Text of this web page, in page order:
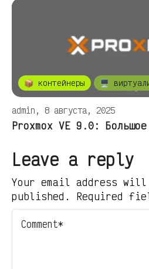
📦 контейнеры 🖥️
admin, 8 августа, 2025
Proxmox VE 9.0: Большое
Leave a reply
Your email address
published. Required